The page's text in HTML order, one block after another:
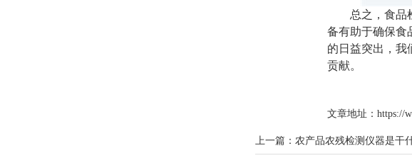
总之，食品
备有助于确保食
的日益突出，我
贡献。
文章地址： https://
上一篇：农产品农残检测仪器是干